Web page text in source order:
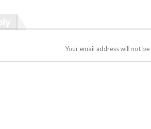
Your email address will not be